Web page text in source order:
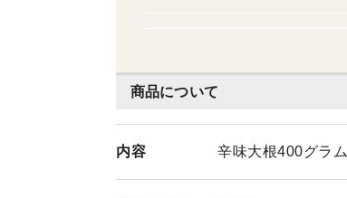
商品について
内容 辛味大根400グラム